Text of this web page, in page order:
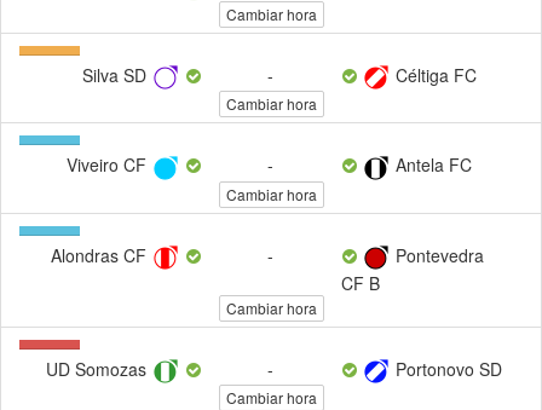
Cambiar hora
X
(100%)Silva SD - Céltiga FC
Cambiar hora
1
(100%)
Viveiro CF - Antela FC
Cambiar hora
1
(100%)
Alondras CF -
Pontevedra
CF B
Cambiar hora
2
(100%)
UD Somozas - Portonovo SD
Cambiar hora